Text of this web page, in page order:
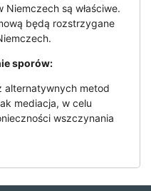
są właściwe.
będą rozstrzygane
sporów:
alternatywnych metod
mediacja, w celu
wszczynania